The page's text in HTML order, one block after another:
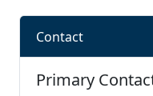
Contact
Primary